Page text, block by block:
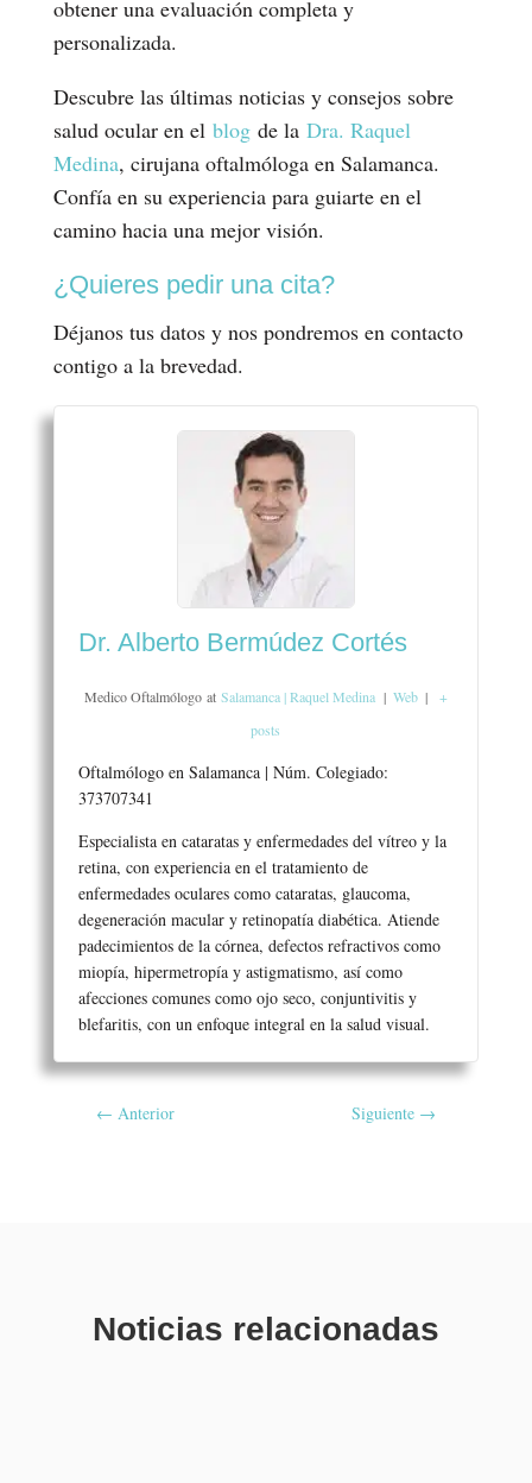
obtener una evaluación completa y
personalizada.
Descubre las últimas noticias y consejos sobre
salud ocular en el blogde la Dra. Raquel
Medina, cirujana oftalmóloga en Salamanca.
Confía en su experiencia para guiarte en el
camino hacia una mejor visión.
¿Quieres pedir una cita?
Déjanos tus datos y nos pondremos en contacto
contigo a la brevedad.
Dr. Alberto Bermúdez Cortés
Medico Oftalmólogo at Salamanca | Raquel Medina | Web |
+
posts
Oftalmólogo en Salamanca | Núm. Colegiado:
373707341
Especialista en cataratas y enfermedades del vítreo y la
retina, con experiencia en el tratamiento de
enfermedades oculares como cataratas, glaucoma,
degeneración macular y retinopatía diabética. Atiende
padecimientos de la córnea, defectos refractivos como
miopía, hipermetropía y astigmatismo, así como
afecciones comunes como ojo seco, conjuntivitis y
blefaritis, con un enfoque integral en la salud visual.
← Anterior Siguiente →
Noticias relacionadas